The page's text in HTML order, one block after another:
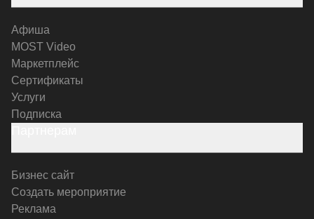
Афиша
MOST Video
Маркетплейс
Сертификаты
Услуги
Подписка
Бизнес сайт
Создать мероприятие
Реклама